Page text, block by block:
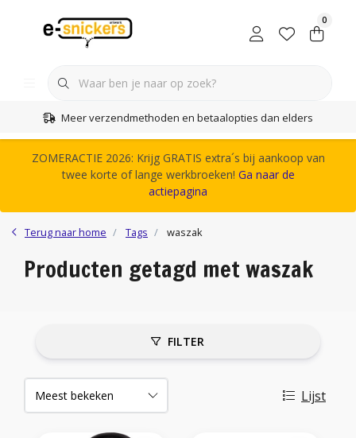
0
Meer verzendmethoden en betaalopties dan elders
ZOMERACTIE 2026: Krijg GRATIS extra´s bij aankoop van
twee korte of lange werkbroeken! Ga naar de
actiepagina
Terug naar home Tags waszak
Producten getagd met waszak
FILTER
Lijst